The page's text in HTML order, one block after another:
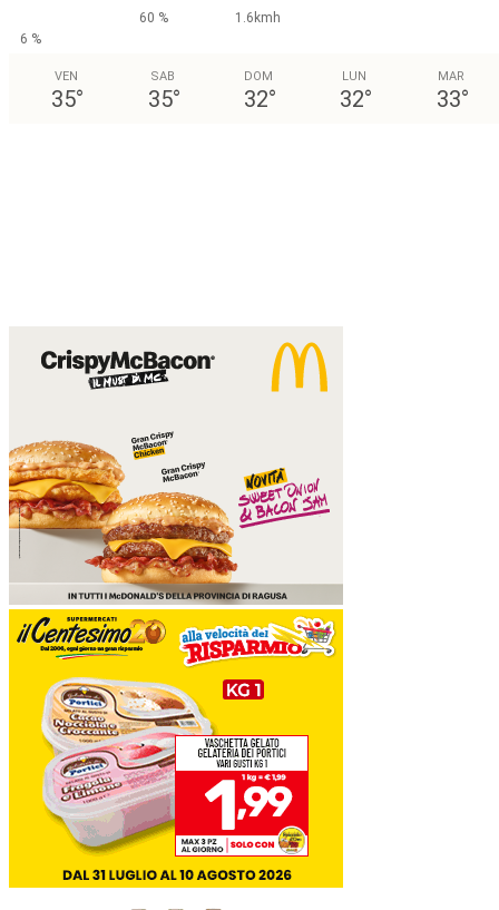
60 %
1.6kmh
6 %
VEN
35°
SAB
35°
DOM
32°
LUN
32°
MAR
33°